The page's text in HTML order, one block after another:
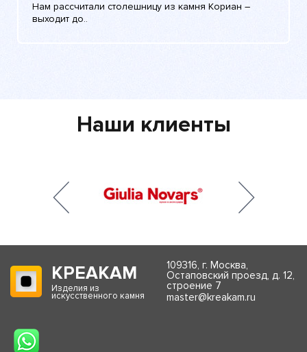
Нам рассчитали столешницу из камня Кориан –
выходит до..
Наши клиенты
КРЕАКАМ
Изделия из
искусственного камня
109316, г. Москва,
Остаповский проезд, д. 12,
строение 7
master@kreakam.ru